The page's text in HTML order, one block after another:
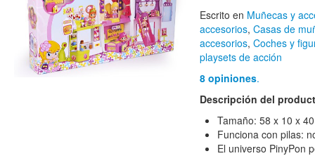
Escrito en Muñecas y
accesorios, Casas de
accesorios, Coches y
playsets de acción
8 opiniones.
Descripción del
Tamaño: 58 x 10 x
Funciona con pilas:
El universo PinyPon